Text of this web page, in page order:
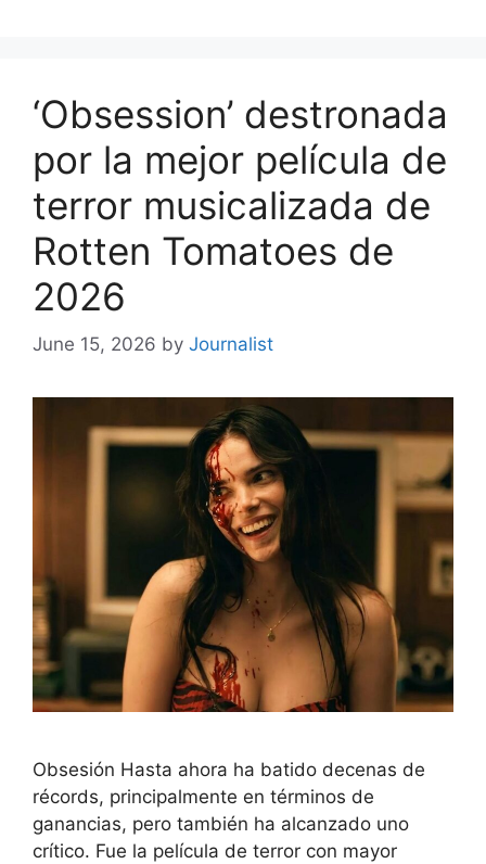
‘Obsession’ destronada
por la mejor película de
terror musicalizada de
Rotten Tomatoes de
2026
June 15, 2026 by Journalist
Obsesión Hasta ahora ha batido decenas de
récords, principalmente en términos de
ganancias, pero también ha alcanzado uno
crítico. Fue la película de terror con mayor